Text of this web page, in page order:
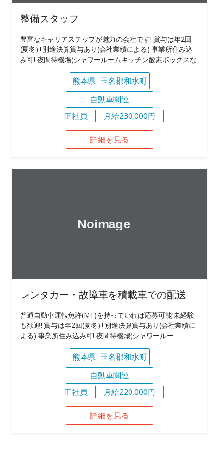
整備スタッフ
豊富なキャリアステップが魅力の会社です! 賞与は年2回
(夏冬)+別途決算賞与あり(会社業績による) 事業所住み込
み可! 夜間待機場(シャワールームキッチン酸素ボックスな
熊本県 玉名郡和水町
自動車関連
正社員
月給230,000円
詳細を見る
レンタカー・故障車を積載車での配送
普通自動車運転免許(MT)を持っていれば応募可能!未経験
も歓迎! 賞与は年2回(夏冬)+別途決算賞与あり(会社業績に
よる) 事業所住み込み可! 夜間待機場(シャワールー
熊本県 玉名郡和水町
自動車関連
正社員
月給220,000円
詳細を見る